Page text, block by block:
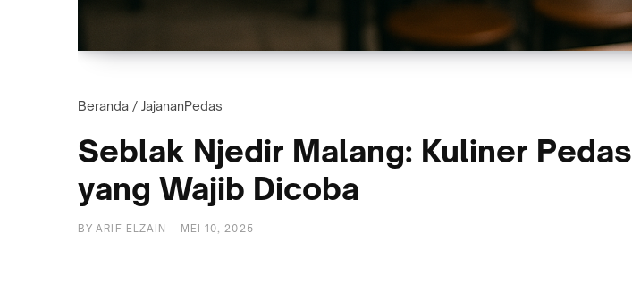
Beranda / JajananPedas
Seblak Njedir Malang: Kuliner Pedas
yang Wajib Dicoba
BY ARIF ELZAIN - MEI 10, 2025